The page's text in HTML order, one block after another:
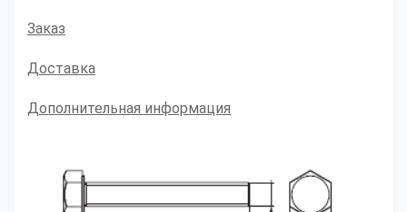
Заказ
Доставка
Дополнительная информация